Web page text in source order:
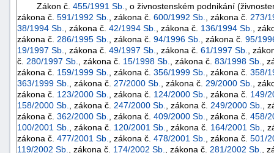
Zákon č. 455/1991 Sb.
, o živnostenském podnikání
zákona č. 591/1992 Sb. , zákona č. 600/1992 Sb. , zákona č. 273/
38/1994 Sb.
, zákona č. 42/1994 Sb. , zákona č. 136/1994 Sb.
,
zákona č. 286/1995 Sb. , zákona č. 94/1996 Sb. , zákona č. 95/
19/1997 Sb.
, zákona č. 49/1997 Sb. , zákona č. 61/1997 Sb.
,
č. 280/1997 Sb. , zákona č. 15/1998 Sb. , zákona č. 83/1998 Sb.
,
zákona č. 159/1999 Sb. , zákona č. 356/1999 Sb. , zákona č. 358/
363/1999 Sb.
, zákona č. 27/2000 Sb. , zákona č. 29/2000 Sb.
,
zákona č. 123/2000 Sb. , zákona č. 124/2000 Sb. , zákona č. 149/
158/2000 Sb.
, zákona č. 247/2000 Sb. , zákona č. 249/2000 Sb.
,
zákona č. 362/2000 Sb. , zákona č. 409/2000 Sb. , zákona č. 458/
100/2001 Sb.
, zákona č. 120/2001 Sb. , zákona č. 164/2001 Sb.
,
zákona č. 477/2001 Sb. , zákona č. 478/2001 Sb. , zákona č. 501/
119/2002 Sb.
, zákona č. 174/2002 Sb. , zákona č. 281/2002 Sb.
,